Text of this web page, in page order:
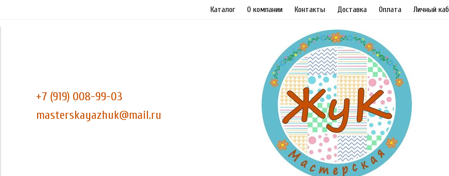
Каталог О компании Контакты Доставка Оплата Личный
+7 (919) 008-99-03
masterskayazhuk@mail.ru